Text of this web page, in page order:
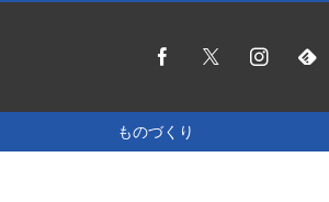
ものづくり